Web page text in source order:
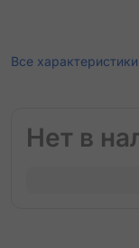
Все характеристики
Нет в